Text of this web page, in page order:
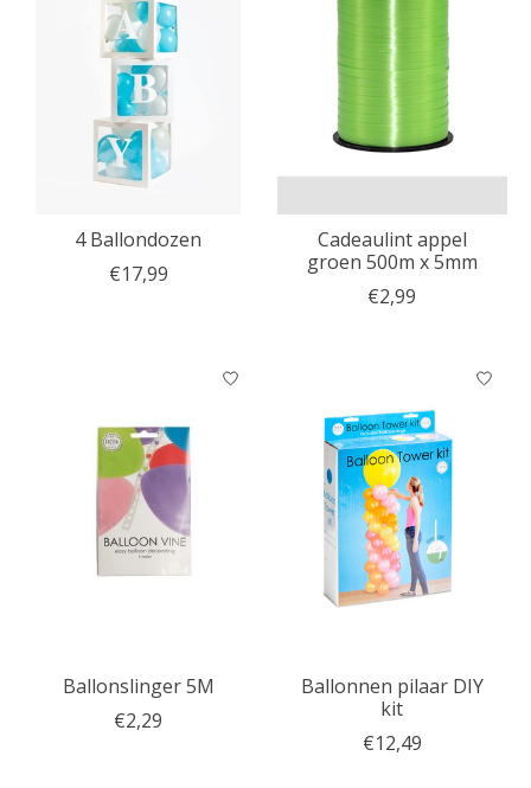
4 Ballondozen
€17,99
Cadeaulint appel
groen 500m x 5mm
€2,99
Ballonslinger 5M
€2,29
Ballonnen pilaar DIY
kit
€12,49